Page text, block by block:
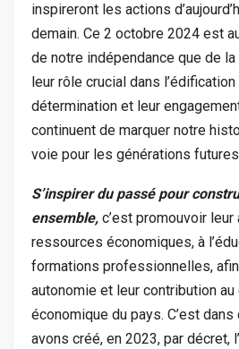
inspireront les actions
demain. Ce 2 octobre 2024 est
de notre indépendance que de
leur rôle crucial dans
détermination et leur
continuent de marquer notre
voie pour les générations
S’inspirer du passé pour
ensemble, c’est promouvoir leur
ressources économiques, à
formations professionnelles,
autonomie et leur contribution
économique du pays. C’est
avons créé, en 2023, par décret,